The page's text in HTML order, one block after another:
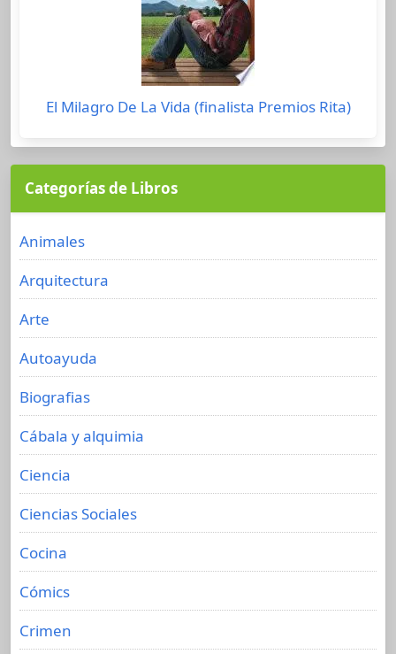
El Milagro De La Vida (finalista Premios Rita)
Categorías de Libros
Animales
Arquitectura
Arte
Autoayuda
Biografias
Cábala y alquimia
Ciencia
Ciencias Sociales
Cocina
Cómics
Crimen